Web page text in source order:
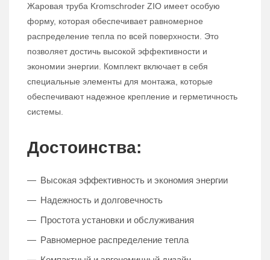
Жаровая труба Kromschroder ZIO имеет особую
форму, которая обеспечивает равномерное
распределение тепла по всей поверхности. Это
позволяет достичь высокой эффективности и
экономии энергии. Комплект включает в себя
специальные элементы для монтажа, которые
обеспечивают надежное крепление и герметичность
системы.
Достоинства:
Высокая эффективность и экономия энергии
Надежность и долговечность
Простота установки и обслуживания
Равномерное распределение тепла